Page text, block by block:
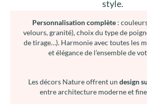
style.
Personnalisation complète:
velours, granité), choix du type de
de tirage…). Harmonie avec toutes les
et élégance de l’ensemble de
Les décors Nature offrent un design
entre architecture moderne et